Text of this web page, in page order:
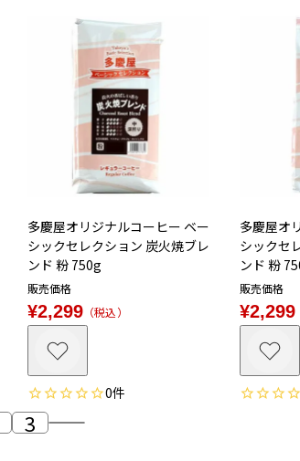
多慶屋オリジナルコーヒー ベー
シックセレクション 炭火焼ブレ
ンド 粉 750g
販売価格
¥2,299 税込
0
多慶屋オ
シックセ
ンド 粉
販売価格
¥2,299
3